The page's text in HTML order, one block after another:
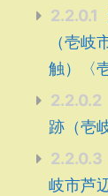
2.2.0.1
（壱岐
触）〈
2.2.0.2
跡（壱
2.2.0.3
岐市芦